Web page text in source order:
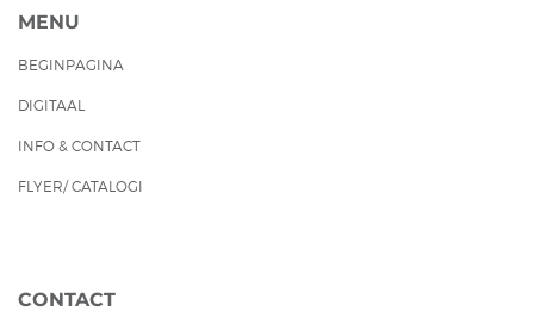
MENU
BEGINPAGINA
DIGITAAL
INFO & CONTACT
FLYER/ CATALOGI
CONTACT